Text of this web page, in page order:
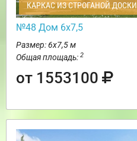
КАРКАС ИЗ СТРОГАНОЙ ДОСКИ
№48 Дом 6х7,5
Размер: 6х7,5 м
Общая площадь: 2
от 1553100